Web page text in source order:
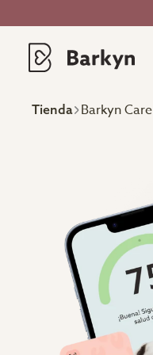
Tienda Barkyn Care